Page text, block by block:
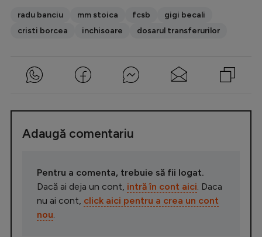
radu banciu mm stoica fcsb
gigi becali
cristi borcea
inchisoare dosarul transferurilor
Adaugă comentariu
Pentru a comenta, trebuie să fii logat.
Dacă ai deja un cont, intră în cont aici. Daca
nu ai cont, click aici pentru a crea un cont
nou.